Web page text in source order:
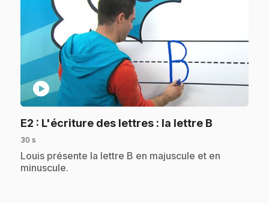
play_circle
E2 : L'écriture des lettres : la lettre B
30 s
.Louis présente la lettre B en majuscule et en
minuscule.